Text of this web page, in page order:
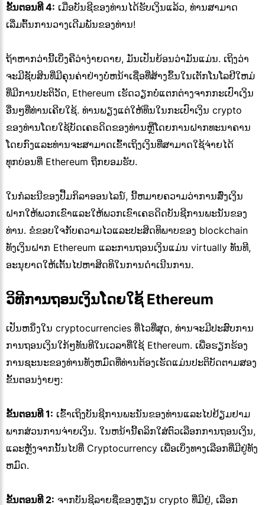
ຂັ້ນຕອນທີ 4: ເມື່ອບັນຊີຂອງທ່ານໄດ້ຮັບເງິນແລ້ວ, ທ່ານສາມາດ
ເລີ່ມຕົ້ນການວາງເດີມພັນຂອງທ່ານ!
ຖ້າຫາກວ່ານີ້ເບິ່ງຄືວ່າງ່າຍດາຍ, ມັນເປັນຍ້ອນວ່າມັນແມ່ນ. ເຖິງວ່າ
ຈະມີຊັບສິນທີ່ມີຄຸນຄ່າຢ່າງບໍ່ຫນ້າເຊື່ອທີ່ສ້າງຂຶ້ນໃນເຕັກໂນໂລຢີໃຫມ່
ທີ່ມີການປະຕິວັດ, Ethereum ເຮັດວຽກບໍ່ແຕກຕ່າງຈາກກະເປົາເງິນ
ອື່ນໆທີ່ທ່ານເຄີຍໃຊ້. ທ່ານພຽງແຕ່ໃຫ້ທຶນໃນກະເປົາເງິນ crypto
ຂອງທ່ານໂດຍໃຊ້ບັດເຄຣດິດຂອງທ່ານຫຼືໂດຍການຝາກທະນາຄານ
ໂດຍກົງແລະທ່ານຈະສາມາດເຂົ້າເຖິງເງິນທີ່ສາມາດໃຊ້ຈ່າຍໄດ້
ທຸກບ່ອນທີ່ Ethereum ຖືກຍອມຮັບ.
ໃນກໍລະນີຂອງປື້ມກິລາອອນໄລນ໌, ນີ້ຫມາຍຄວາມວ່າການສົ່ງເງິນ
ຝາກໃຫ້ພວກເຂົາແລະໃຫ້ພວກເຂົາເຄຣດິດບັນຊີການພະນັນຂອງ
ທ່ານ. ຂໍຂອບໃຈກັບຄວາມໄວແລະປະສິດທິພາບຂອງ blockchain
ທັງເງິນຝາກ Ethereum ແລະການຖອນເງິນແມ່ນ virtually ທັນທີ,
ອະນຸຍາດໃຫ້ເຕັ້ນໄປຫາສິດທິໃນການດໍາເນີນການ.
ວິທີການຖອນເງິນໂດຍໃຊ້ Ethereum
ເປັນຫນຶ່ງໃນ cryptocurrencies ທີ່ໄວທີ່ສຸດ, ທ່ານຈະມີປະສົບການ
ການຖອນເງິນໃກ້ໆທັນທີໃນເວລາທີ່ໃຊ້ Ethereum. ເພື່ອຮຽກຮ້ອງ
ການຊະນະຂອງທ່ານທັງຫມົດທີ່ທ່ານຕ້ອງເຮັດແມ່ນປະຕິບັດຕາມສອງ
ຂັ້ນຕອນງ່າຍໆ:
ຂັ້ນຕອນທີ 1: ເຂົ້າເຖິງບັນຊີການພະນັນຂອງທ່ານແລະໄປຢ້ຽມຢາມ
ພາກສ່ວນການຈ່າຍເງິນ. ໃນຫນ້ານີ້ຄລິກໃສ່ຕົວເລືອກການຖອນເງິນ,
ແລະຫຼັງຈາກນັ້ນໄປທີ່ Cryptocurrency ເພື່ອເບິ່ງທາງເລືອກທີ່ມີຢູ່ທັງ
ຫມົດ.
ຂັ້ນຕອນທີ 2: ຈາກບັນຊີລາຍຊື່ຂອງຫຼຽນ crypto ທີ່ມີຢູ່, ເລືອກ